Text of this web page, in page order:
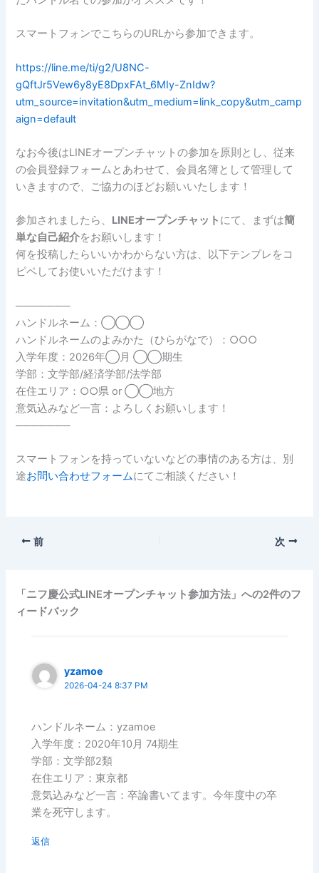
スマートフォンでこちらのURLから参加できます。
https://line.me/ti/g2/U8NC-
gQftJr5Vew6y8yE8DpxFAt_6MIy-ZnIdw?
utm_source=invitation&utm_medium=link_copy&utm_camp
aign=default
なお今後はLINEオープンチャットの参加を原則とし、従来
の会員登録フォームとあわせて、会員名簿として管理して
いきますので、ご協力のほどお願いいたします！
参加されましたら、 LINEオープンチャット にて、まずは簡
単な自己紹介をお願いします！
何を投稿したらいいかわからない方は、以下テンプレをコ
ピペしてお使いいただけます！
───────
ハンドルネーム：◯◯◯
ハンドルネームのよみかた（ひらがなで）：○○○
入学年度：2026年◯月 ◯◯期生
学部：文学部/経済学部/法学部
在住エリア：○○県 or ◯◯地方
意気込みなど一言：よろしくお願いします！
───────
スマートフォンを持っていないなどの事情のある方は、別
途お問い合わせフォームにてご相談ください！
前 次
「ニフ慶公式LINEオープンチャット参加方法」への2件のフ
ィードバック
yzamoe
2026-04-24 8:37 PM
ハンドルネーム：yzamoe
入学年度：2020年10月 74期生
学部：文学部2類
在住エリア：東京都
意気込みなど一言：卒論書いてます。今年度中の卒
業を死守します。
返信